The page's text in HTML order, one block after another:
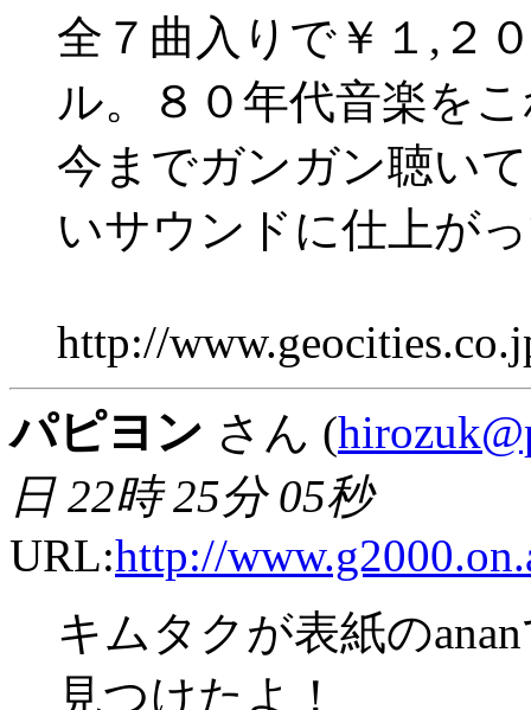
全７曲入りで￥１,２
ル。８０年代音楽を
今までガンガン聴い
いサウンドに仕上が
http://
パピヨン さん (
日 22時 25分 05秒
URL:http://
キムタクが表紙の
見つけたよ！